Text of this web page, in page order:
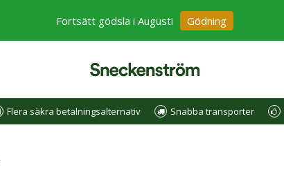
Fortsätt gödsla i Augusti Gödning
Flera säkra betalningsalternativ Snabba transporter